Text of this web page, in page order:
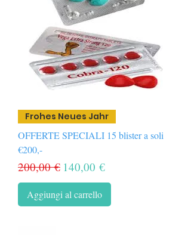
Frohes Neues Jahr
OFFERTE SPECIALI 15 blister a soli
€200,-
Prezzo regolare
200,00 € Prezzo scontato
140,00 €
Aggiungi al carrello